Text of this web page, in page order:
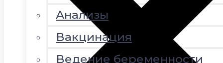
Анализы
Вакцинация
Ведение беременности